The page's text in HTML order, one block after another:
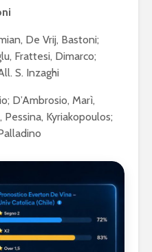
De Vrij, Bastoni;
Frattesi, Dimarco;
S. Inzaghi
D’Ambrosio, Marì,
Pessina, Kyriakopoulos;